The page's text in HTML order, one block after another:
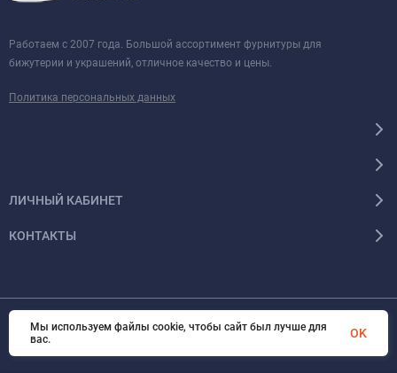
Работаем с 2007 года. Большой ассортимент фурнитуры для
бижутерии и украшений, отличное качество и цены.
Политика персональных данных
ЛИЧНЫЙ КАБИНЕТ
КОНТАКТЫ
© 2026 BUBIS.RU Все права защищены
Мы используем файлы cookie, чтобы сайт был лучше для
вас.
OK